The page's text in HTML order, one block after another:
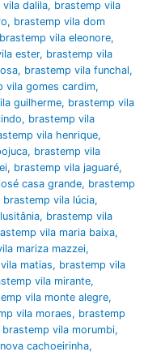
dalila, brastemp vila
, brastemp vila dom
brastemp vila eleonore,
ester, brastemp vila
, brastemp vila funchal,
vila gomes cardim,
guilherme, brastemp vila
, brastemp vila
vila henrique,
, brastemp vila
, brastemp vila jaguaré,
casa grande, brastemp
brastemp vila lúcia,
, brastemp vila
vila maria baixa,
mariza mazzei,
matias, brastemp vila
vila mirante,
vila monte alegre,
vila moraes, brastemp
brastemp vila morumbi,
cachoeirinha,